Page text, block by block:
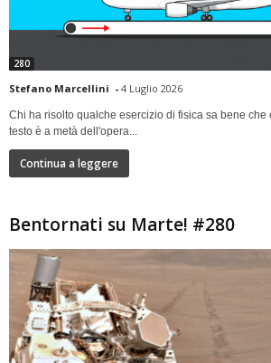
280
Stefano Marcellini - 4 Luglio 2026
Chi ha risolto qualche esercizio di fisica sa bene che
testo è a metà dell'opera...
Continua a leggere
Bentornati su Marte! #280